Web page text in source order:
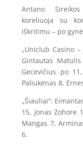
Antano
koreliuoja su
iškritimu – po
„Uniclub Casino –
Gintautas
Gecevičius po
Paliukėnas 8,
„Šiauliai“:
15, Jonas Zohore
Mangas 7,
6.